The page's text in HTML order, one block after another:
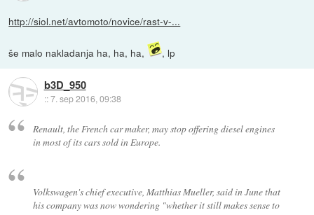
http://siol.net/avtomoto/novice/rast-v-...
še malo nakladanja ha, ha, ha, , lp
b3D_950
::7. sep 2016, 09:38
Renault, the French car maker, may stop offering diesel engines
in most of its cars sold in Europe.
Volkswagen's chief executive, Matthias Mueller, said in June that
his company was now wondering "whether it still makes sense to